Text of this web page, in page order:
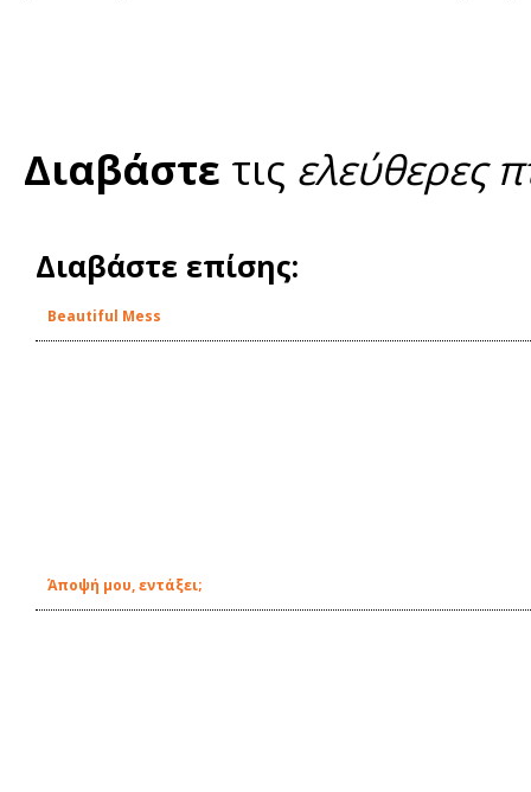
Διαβάστε τις ελεύθερες
Διαβάστε επίσης:
Beautiful Mess
Άποψή μου, εντάξει;